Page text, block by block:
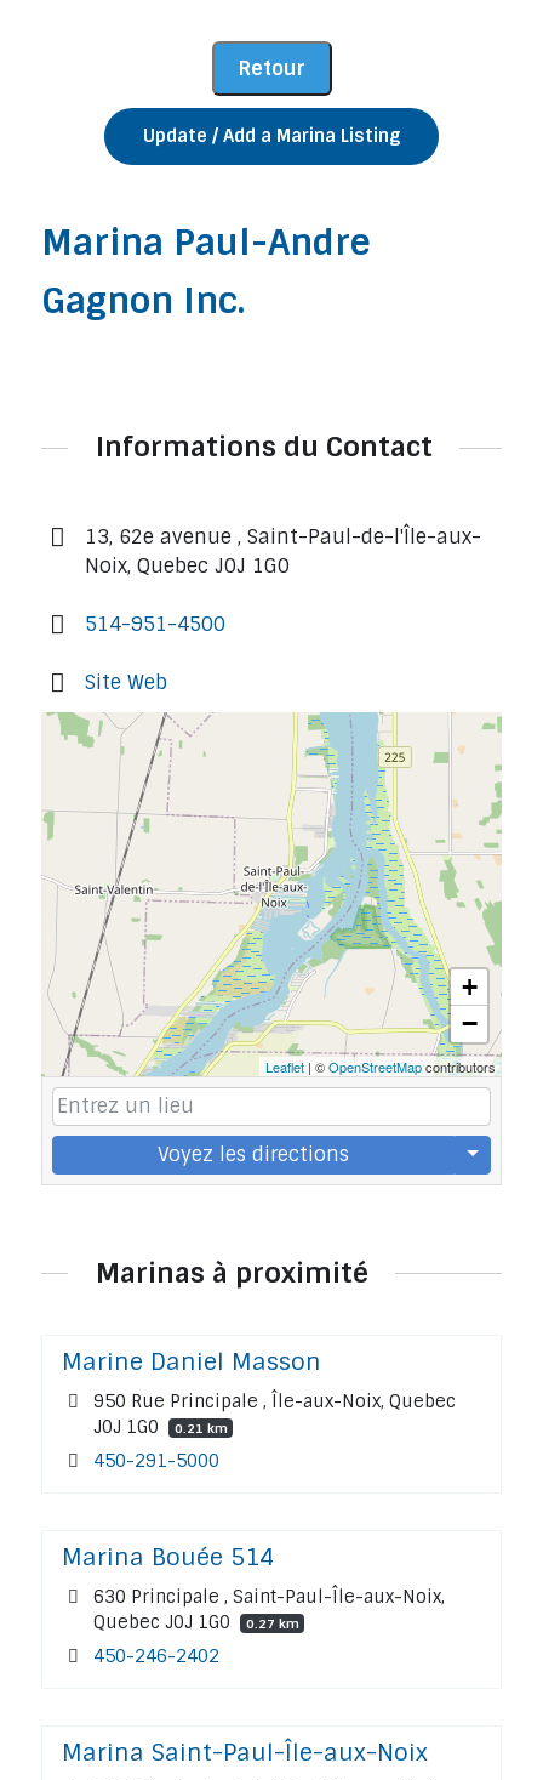
Update / Add a Marina Listing
Marina Paul-Andre
Gagnon Inc.
Informations du Contact
13, 62e avenue , Saint-Paul-de-l'Île-aux-
Noix, Quebec J0J 1G0
514-951-4500
Site Web
+
−
Leaflet | ©OpenStreetMapcontributors
Voyez les directions
Marinas à proximité
Marine Daniel Masson
950 Rue Principale , Île-aux-Noix, Quebec
J0J 1G0
0.21 km
450-291-5000
Marina Bouée 514
630 Principale , Saint-Paul-Île-aux-Noix,
Quebec J0J 1G0
0.27 km
450-246-2402
Marina Saint-Paul-Île-aux-Noix